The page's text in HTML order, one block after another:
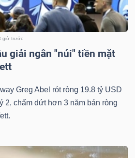
giờ trước
giải ngân "núi" tiền mặt
Greg Abel rót ròng 19.8 tỷ USD
2, chấm dứt hơn 3 năm bán ròng